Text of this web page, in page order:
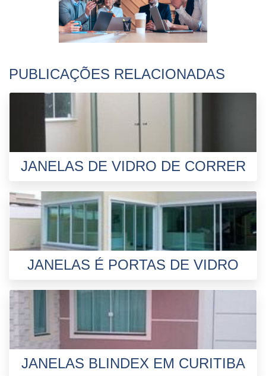
PUBLICAÇÕES RELACIONADAS
JANELAS DE VIDRO DE CORRER
JANELAS É PORTAS DE VIDRO
JANELAS BLINDEX EM CURITIBA